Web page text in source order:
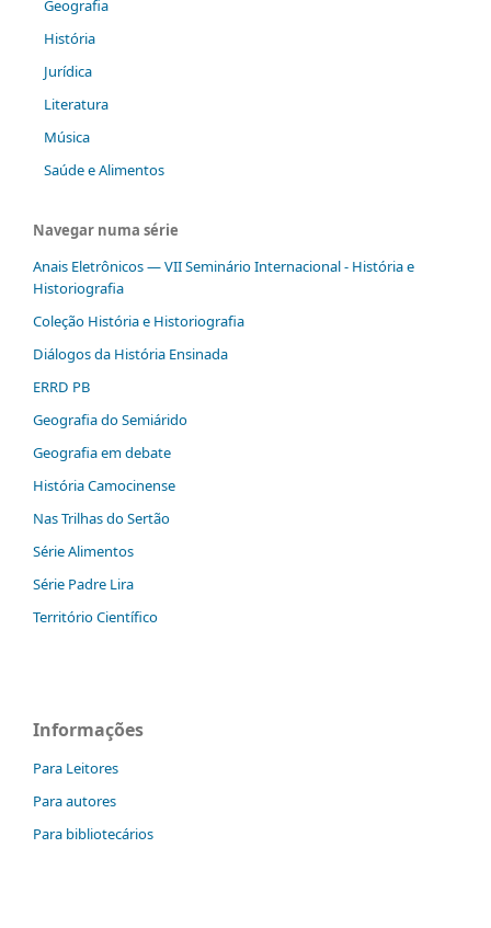
Geografia
História
Jurídica
Literatura
Música
Saúde e Alimentos
Navegar numa série
Anais Eletrônicos — VII Seminário Internacional - História e
Historiografia
Coleção História e Historiografia
Diálogos da História Ensinada
ERRD PB
Geografia do Semiárido
Geografia em debate
História Camocinense
Nas Trilhas do Sertão
Série Alimentos
Série Padre Lira
Território Científico
Informações
Para Leitores
Para autores
Para bibliotecários